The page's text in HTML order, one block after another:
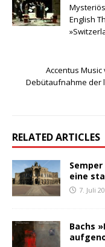
English
Accentus
Debütaufnahme der
RELATED ARTICLES
eine
7. Juli
Bachs